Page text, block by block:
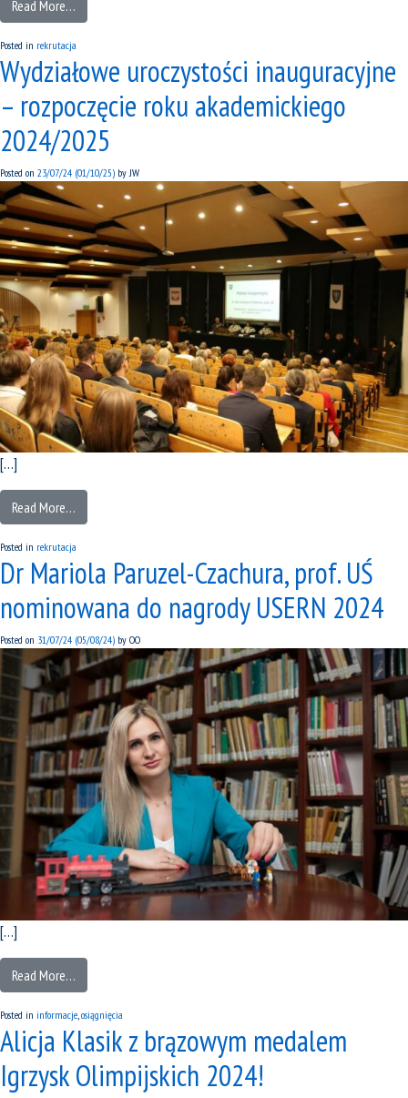
Read More…
Posted in rekrutacja
Wydziałowe uroczystości inauguracyjne
– rozpoczęcie roku akademickiego
2024/2025
Posted on 23/07/24 (01/10/25) by JW
[…]
Read More…
Posted in rekrutacja
Dr Mariola Paruzel-Czachura, prof. UŚ
nominowana do nagrody USERN 2024
Posted on 31/07/24 (05/08/24) by OO
[…]
Read More…
Posted in informacje osiągnięcia
Alicja Klasik z brązowym medalem
Igrzysk Olimpijskich 2024!